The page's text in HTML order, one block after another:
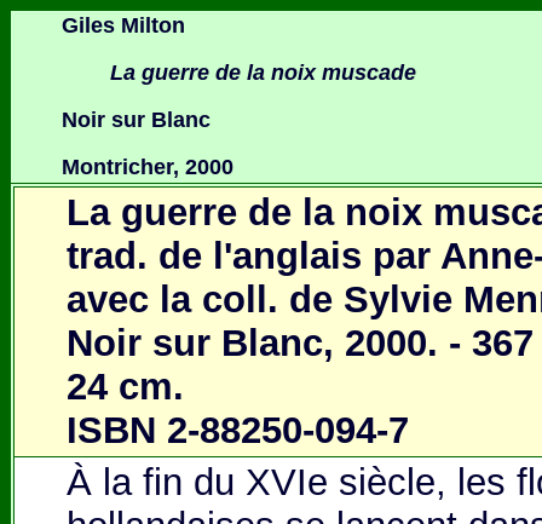
Giles Milton
La guerre de la noix muscade
Noir sur Blanc
Montricher, 2000
La guerre de la noix
trad. de l'anglais par
avec la coll. de Sylvie
Noir sur Blanc, 2000. -
24 cm.
ISBN 2-88250-094-7
À la fin du XVIe siècle, les